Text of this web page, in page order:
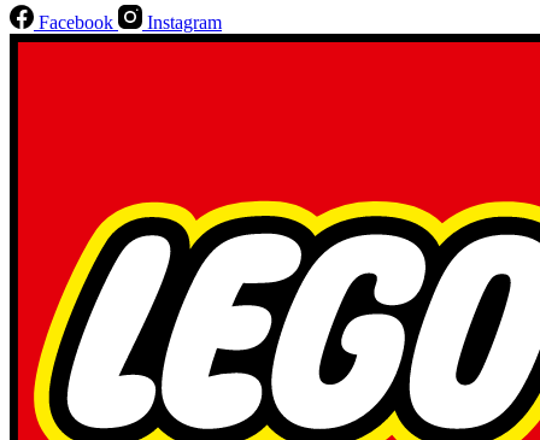
Facebook Instagram